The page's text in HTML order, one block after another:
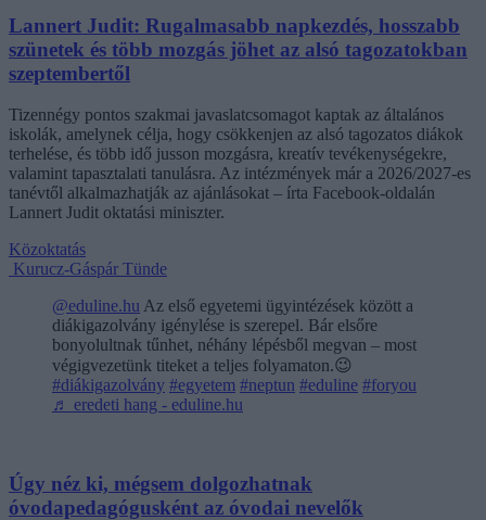
Lannert Judit: Rugalmasabb napkezdés, hosszabb
szünetek és több mozgás jöhet az alsó tagozatokban
szeptembertől
Tizennégy pontos szakmai javaslatcsomagot kaptak az általános
iskolák, amelynek célja, hogy csökkenjen az alsó tagozatos diákok
terhelése, és több idő jusson mozgásra, kreatív tevékenységekre,
valamint tapasztalati tanulásra. Az intézmények már a 2026/2027-es
tanévtől alkalmazhatják az ajánlásokat – írta Facebook-oldalán
Lannert Judit oktatási miniszter.
Közoktatás
Kurucz-Gáspár Tünde
@eduline.hu Az első egyetemi ügyintézések között a
diákigazolvány igénylése is szerepel. Bár elsőre
bonyolultnak tűnhet, néhány lépésből megvan – most
végigvezetünk titeket a teljes folyamaton.😉
#diákigazolvány #egyetem #neptun #eduline #foryou
♬ eredeti hang - eduline.hu
Úgy néz ki, mégsem dolgozhatnak
óvodapedagógusként az óvodai nevelők